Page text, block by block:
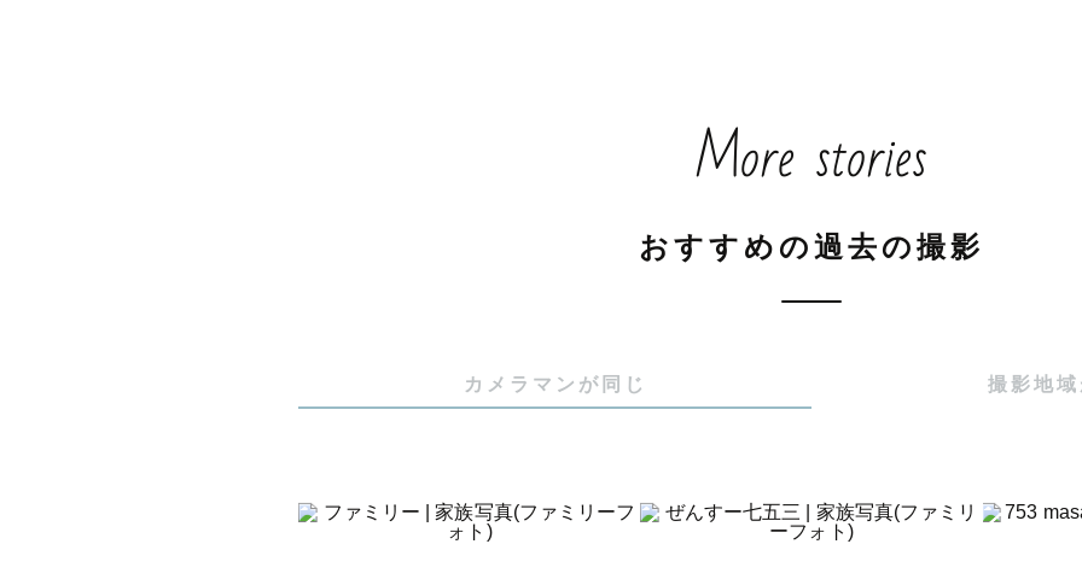
ゲストさまに寄り添う撮影を大切にしておりますので、ご要望・ご
みなさまにお会いできることを楽しみにしています♡
（夜のストロボを使用した撮影は対応しておりません）
More stories
おすすめの過去の撮影
カメラマンが同じ 撮影地域